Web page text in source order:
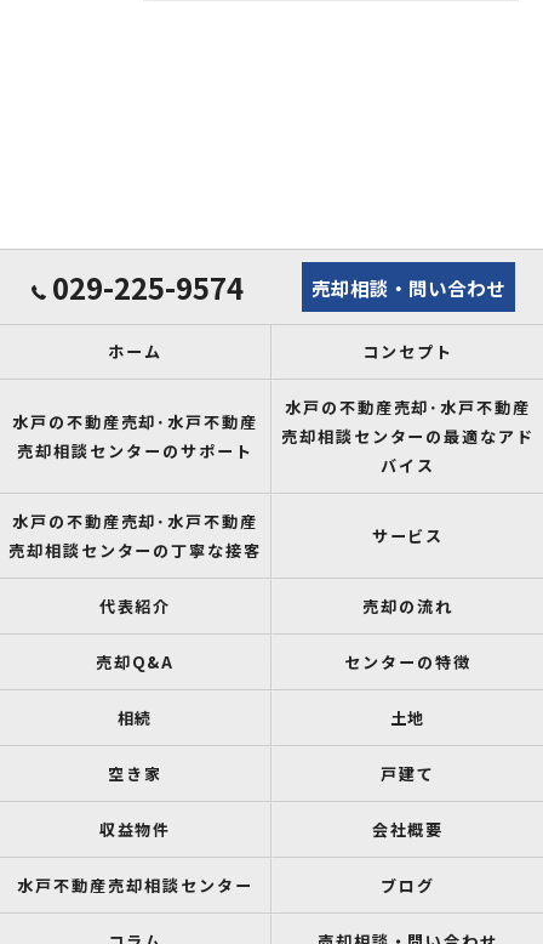
029-225-9574 売却相談・問い合わせ
ホーム コンセプト
水戸の不動産売却･水戸不動産
売却相談センターのサポート
水戸の不動産売却･水戸不動産
売却相談センターの最適なアド
バイス
水戸の不動産売却･水戸不動産
売却相談センターの丁寧な接客
サービス
代表紹介 売却の流れ
売却Q&A センターの特徴
相続 土地
空き家 戸建て
収益物件 会社概要
水戸不動産売却相談センター ブログ